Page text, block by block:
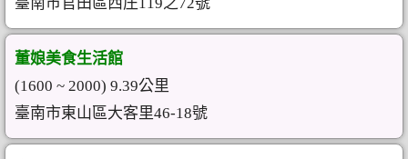
董娘美食生活館
(1600 ~ 2000) 9.39公里
臺南市東山區大客里46-18號